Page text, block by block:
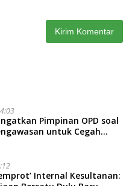
Pimpinan OPD soal
untuk Cegah
Internal Kesultanan: